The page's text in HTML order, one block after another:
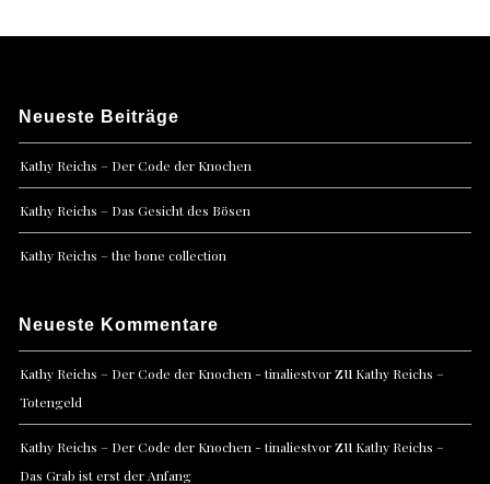
Neueste Beiträge
Kathy Reichs – Der Code der Knochen
Kathy Reichs – Das Gesicht des Bösen
Kathy Reichs – the bone collection
Neueste Kommentare
Kathy Reichs – Der Code der Knochen - tinaliestvorzu Kathy Reichs –
Totengeld
Kathy Reichs – Der Code der Knochen - tinaliestvorzu Kathy Reichs –
Das Grab ist erst der Anfang